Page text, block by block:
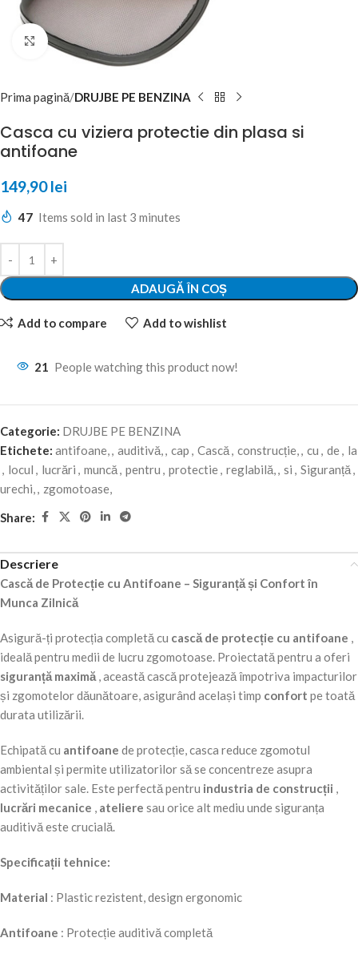
Click to enlarge
Prima pagină DRUJBE PE BENZINA
Casca cu viziera protectie din plasa si
antifoane
149,90lei
47 Items sold in last 3 minutes
ADAUGĂ ÎN COȘ
Add to compare Add to wishlist
21 People watching this product now!
Categorie: DRUJBE PE BENZINA
Etichete: antifoane,, auditivă,, cap , Cască, construcție,, cu , de, la
, locul , lucrări , muncă, pentru , protectie, reglabilă,, si , Siguranță,
urechi,, zgomotoase,
Share:
Descriere
Cască de Protecție cu Antifoane – Siguranță și Confort în
Munca Zilnică
Asigură-ți protecția completă cu cască de protecție cu antifoane ,
ideală pentru medii de lucru zgomotoase. Proiectată pentru a oferi
siguranță maximă , această cască protejează împotriva impacturilor
și zgomotelor dăunătoare, asigurând același timp confort pe toată
durata utilizării.
Echipată cu antifoane de protecție, casca reduce zgomotul
ambiental și permite utilizatorilor să se concentreze asupra
activităților sale. Este perfectă pentru industria de construcții ,
lucrări mecanice , ateliere sau orice alt mediu unde siguranța
auditivă este crucială.
Specificații tehnice:
Material : Plastic rezistent, design ergonomic
Antifoane : Protecție auditivă completă